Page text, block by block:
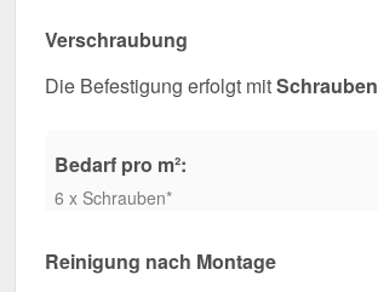
Verschraubung
Die Befestigung erfolgt mitSchrauben
Bedarf pro m²:
6 x Schrauben*
Reinigung nach Montage